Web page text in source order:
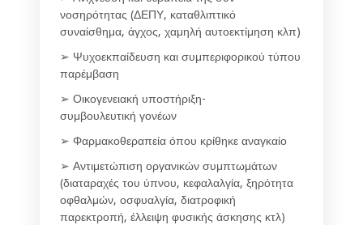
νοσηρότητας (ΔΕΠΥ, καταθλιπτικό
συναίσθημα, άγχος, χαμηλή αυτοεκτίμηση κλπ)
➢ Ψυχοεκπαίδευση και συμπεριφορικού τύπου
παρέμβαση
➢ Οικογενειακή υποστήριξη-
συμβουλευτική γονέων
➢ Φαρμακοθεραπεία όπου κρίθηκε αναγκαίο
➢ Αντιμετώπιση οργανικών συμπτωμάτων
(διαταραχές του ύπνου, κεφαλαλγία, ξηρότητα
οφθαλμών, οσφυαλγία, διατροφική
παρεκτροπή, έλλειψη φυσικής άσκησης κτλ)